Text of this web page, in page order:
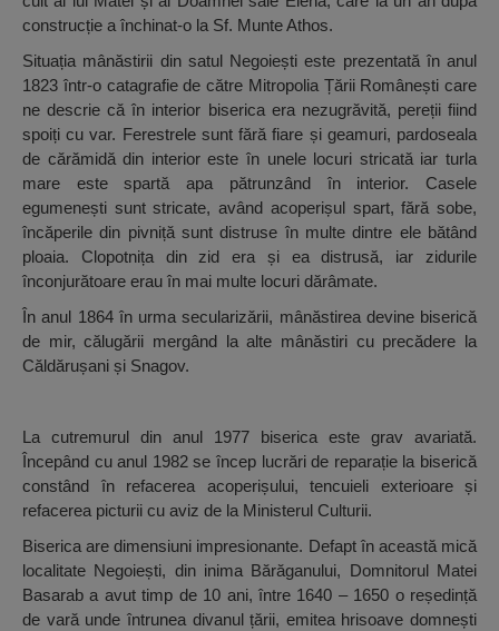
construcție a închinat-o la Sf. Munte Athos.
Situația mânăstirii din satul Negoiești este prezentată în anul
1823 într-o catagrafie de către Mitropolia Țării Românești care
ne descrie că în interior biserica era nezugrăvită, pereții fiind
spoiți cu var. Ferestrele sunt fără fiare și geamuri, pardoseala
de cărămidă din interior este în unele locuri stricată iar turla
mare este spartă apa pătrunzând în interior. Casele
egumenești sunt stricate, având acoperișul spart, fără sobe,
încăperile din pivniță sunt distruse în multe dintre ele bătând
ploaia. Clopotnița din zid era și ea distrusă, iar zidurile
înconjurătoare erau în mai multe locuri dărâmate.
În anul 1864 în urma secularizării, mânăstirea devine biserică
de mir, călugării mergând la alte mânăstiri cu precădere la
Căldărușani și Snagov.
La cutremurul din anul 1977 biserica este grav avariată.
Începând cu anul 1982 se încep lucrări de reparație la biserică
constând în refacerea acoperișului, tencuieli exterioare și
refacerea picturii cu aviz de la Ministerul Culturii.
Biserica are dimensiuni impresionante. Defapt în această mică
localitate Negoiești, din inima Bărăganului, Domnitorul Matei
Basarab a avut timp de 10 ani, între 1640 – 1650 o reședință
de vară unde întrunea divanul țării, emitea hrisoave domnești